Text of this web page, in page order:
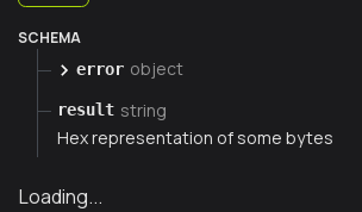
SCHEMA
error object
result string
Hex representation of some bytes
Loading...